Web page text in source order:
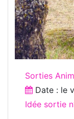
Sorties
Date : le
Idée sortie